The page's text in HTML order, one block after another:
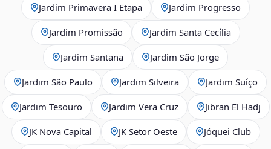
Jardim Primavera I Etapa Jardim Progresso
Jardim Promissão Jardim Santa Cecília
Jardim Santana Jardim São Jorge
Jardim São Paulo Jardim Silveira Jardim Suíço
Jardim Tesouro Jardim Vera Cruz Jibran El Hadj
JK Nova Capital JK Setor Oeste Jóquei Club